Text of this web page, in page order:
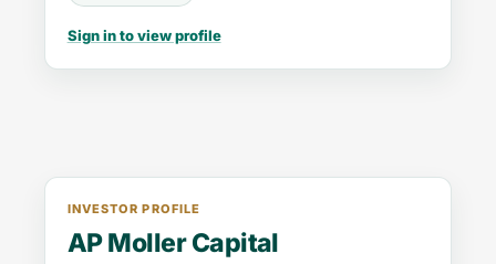
Sign in to view profile
INVESTOR PROFILE
AP Moller Capital